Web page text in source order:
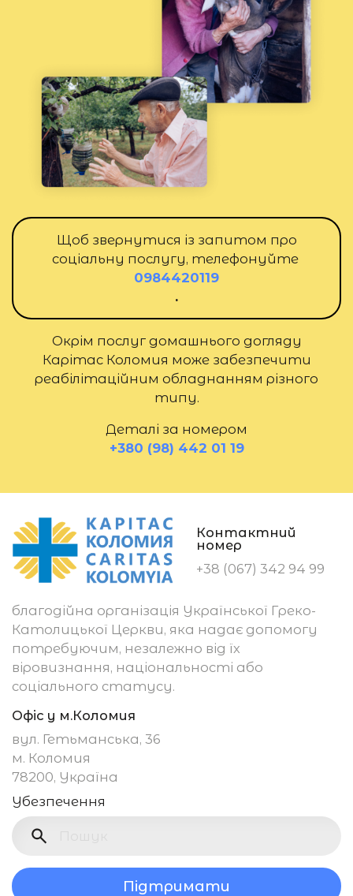
Щоб звернутися із запитом про
соціальну послугу, телефонуйте
0984420119
.
Окрім послуг домашнього догляду
Карітас Коломия може забезпечити
реабілітаційним обладнанням різного
типу.
Деталі за номером
+380 (98) 442 01 19
Контактний
номер
+38 (067) 342 94 99
благодійна організація Української Греко-
Католицької Церкви, яка надає допомогу
потребуючим, незалежно від їх
віровизнання, національності або
соціального статусу.
Офіс у м.Коломия
вул. Гетьманська, 36
м. Коломия
78200, Україна
Убезпечення
Підтримати